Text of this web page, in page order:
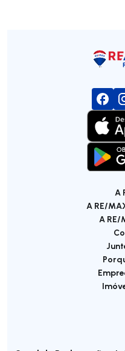
A
A RE/
A RE/